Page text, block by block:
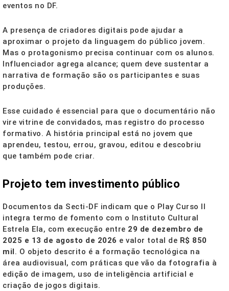
eventos no DF.
A presença de criadores digitais pode ajudar a
aproximar o projeto da linguagem do público jovem.
Mas o protagonismo precisa continuar com os alunos.
Influenciador agrega alcance; quem deve sustentar a
narrativa de formação são os participantes e suas
produções.
Esse cuidado é essencial para que o documentário não
vire vitrine de convidados, mas registro do processo
formativo. A história principal está no jovem que
aprendeu, testou, errou, gravou, editou e descobriu
que também pode criar.
Projeto tem investimento público
Documentos da Secti-DF indicam que o Play Curso II
integra termo de fomento com o Instituto Cultural
Estrela Ela, com execução entre 29 de dezembro de
2025 e 13 de agosto de 2026 e valor total de R$ 850
mil. O objeto descrito é a formação tecnológica na
área audiovisual, com práticas que vão da fotografia à
edição de imagem, uso de inteligência artificial e
criação de jogos digitais.